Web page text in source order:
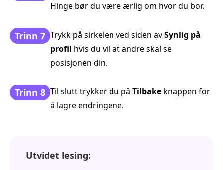
Hinge bør du være ærlig om hvor du bor.
Trinn 7 Trykk på sirkelen ved siden avSynlig på
profil hvis du vil at andre skal se
posisjonen din.
Trinn 8 Til slutt trykker du på Tilbake knappen for
å lagre endringene.
Utvidet lesing: